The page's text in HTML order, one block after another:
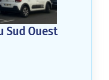
Sud Ouest